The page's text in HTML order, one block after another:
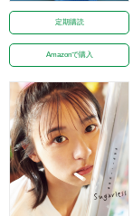
定期購読
Amazonで購入